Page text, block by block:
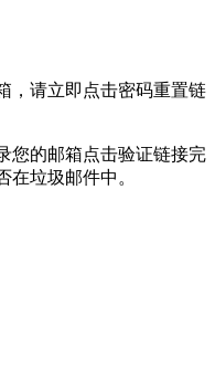
，请立即点击密码重置链
您的邮箱点击验证链接完
在垃圾邮件中。